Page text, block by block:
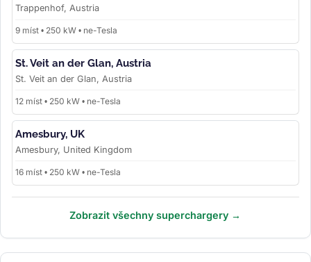
Trappenhof, Austria
9 míst • 250 kW • ne-Tesla
St. Veit an der Glan, Austria
St. Veit an der Glan, Austria
12 míst • 250 kW • ne-Tesla
Amesbury, UK
Amesbury, United Kingdom
16 míst • 250 kW • ne-Tesla
Zobrazit všechny superchargery →